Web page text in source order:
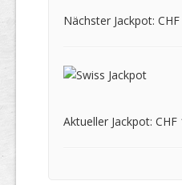
Nächster Jackpot:
Aktueller Jackpot: